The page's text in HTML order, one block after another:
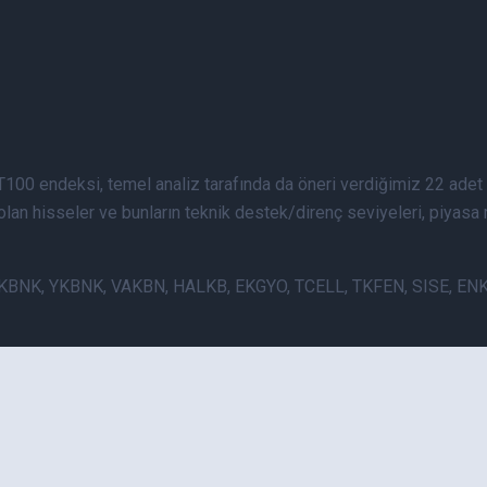
endeksi, temel analiz tarafında da öneri verdiğimiz 22
hisseler ve bunların teknik destek/direnç seviyeleri, piyasa
YKBNK, VAKBN, HALKB, EKGYO, TCELL, TKFEN, SISE,